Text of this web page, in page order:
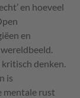
en hoeveel
en
denken.
is
mentale rust